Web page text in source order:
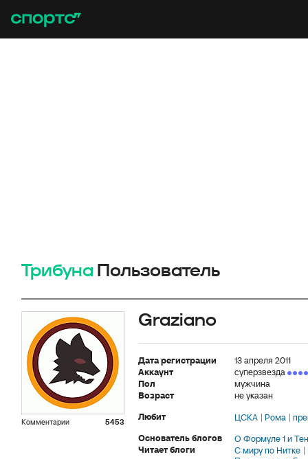
Трибуна Пользователь
Комментарии 5453
Graziano
Дата регистрации
13 апреля 2011
Аккаунт
суперзвезда
Пол
мужчина
Возраст
не указан
Любит
ЦСКА Рома
Основатель блогов
О Формуле 1 и
Читает блоги
С миру по Нитке